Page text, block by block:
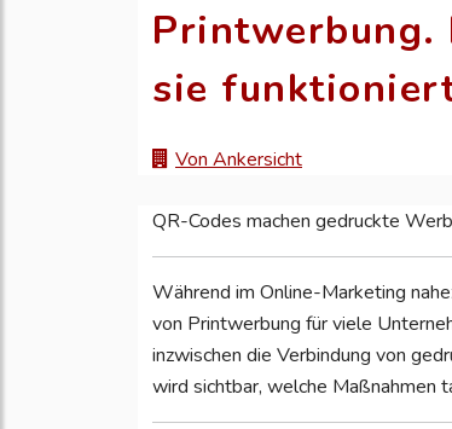
Printwerbung.
sie
Von Ankersicht
QR-Codes machen gedruckte
Während im Online-Marketing
von Printwerbung für viele
inzwischen die Verbindung von
wird sichtbar, welche Maßnahmen